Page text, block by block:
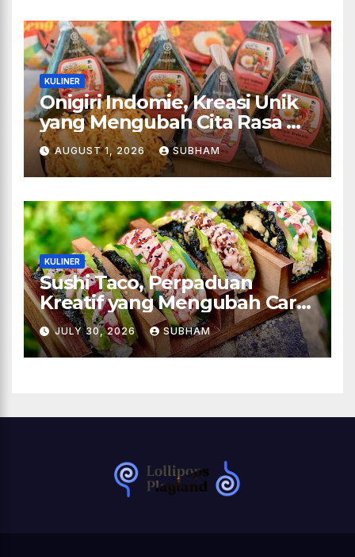
KULINER
Onigiri Indomie, Kreasi Unik
yang Mengubah Cita Rasa Mi
Favorit Menjadi Sajian
Kekinian
AUGUST 1, 2026 SUBHAM
KULINER
Sushi Taco, Perpaduan
Kreatif yang Mengubah Cara
Menikmati Hidangan Favorit
JULY 30, 2026 SUBHAM